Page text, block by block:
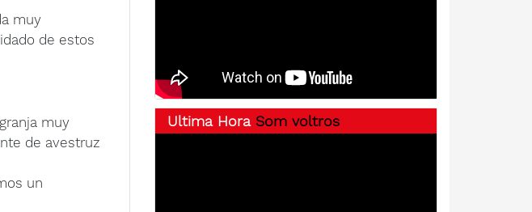
muy
de estos
muy
de avestruz
un
Ultima Hora Som voltros